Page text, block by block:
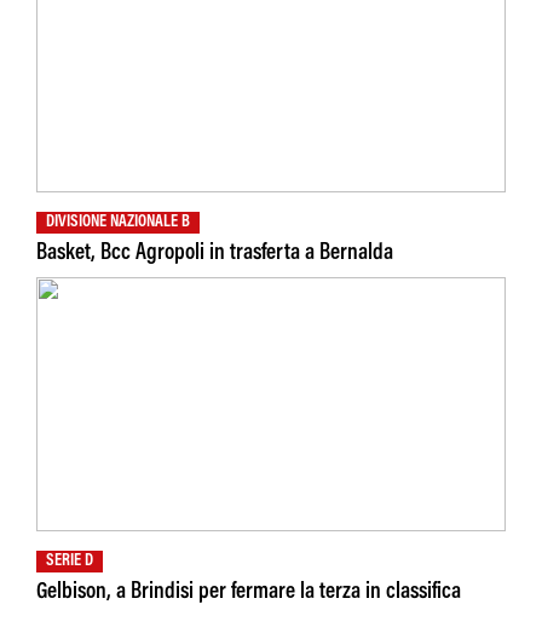
DIVISIONE NAZIONALE B
Basket, Bcc Agropoli in trasferta a Bernalda
SERIE D
Gelbison, a Brindisi per fermare la terza in classifica